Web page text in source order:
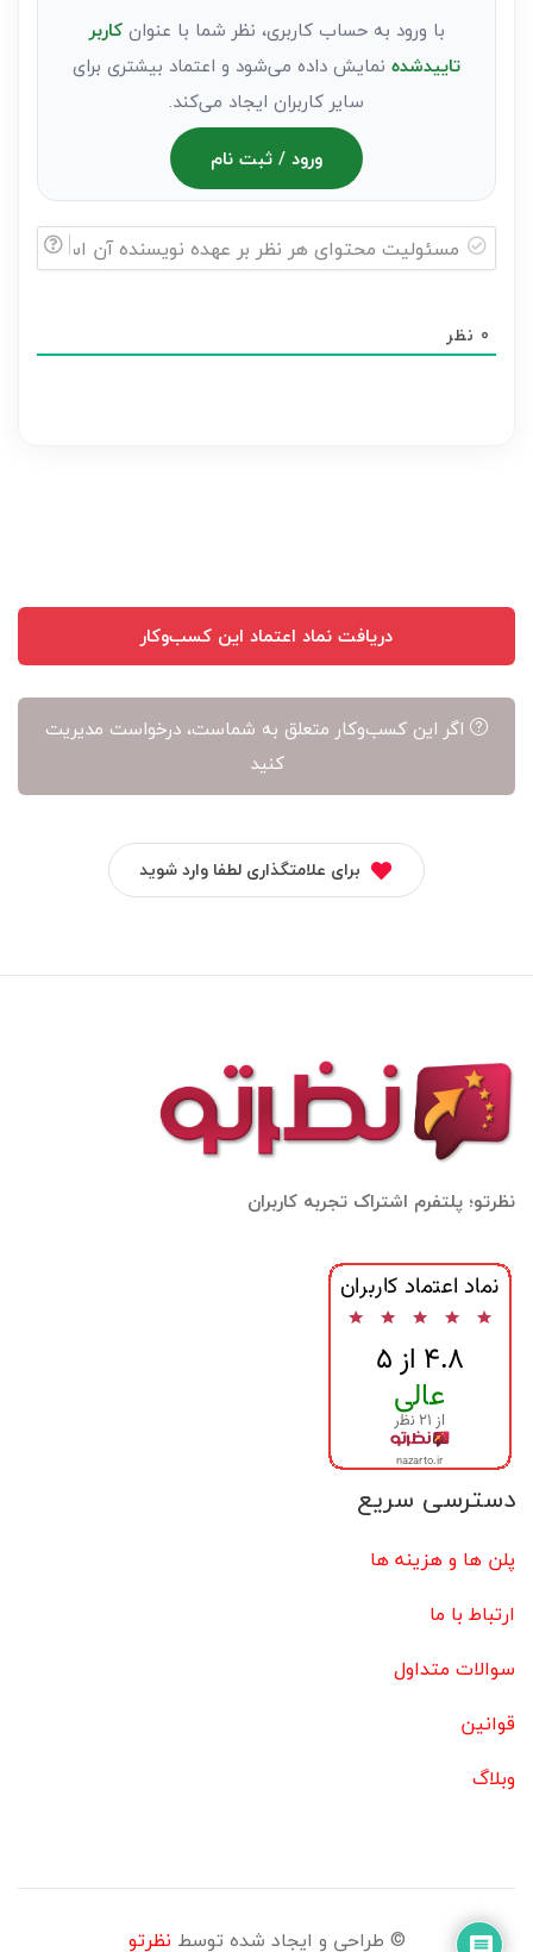
با ورود به حساب کاربری، نظر شما با عنوانکاربر
تاییدشده نمایش داده می‌شود و اعتماد بیشتری برای
سایر کاربران ایجاد می‌کند.
ورود / ثبت نام
هر
0 نظر
دریافت نماد اعتماد این کسب‌وکار
اگر این کسب‌وکار متعلق به شماست، درخواست مدیریت
کنید
برای علامتگذاری لطفا وارد شوید
نظرتو؛ پلتفرم اشتراک تجربه کاربران
دسترسی سریع
پلن ها و هزینه ها
ارتباط با ما
سوالات متداول
قوانین
وبلاگ
© طراحی و ایجاد شده توسط نظرتو